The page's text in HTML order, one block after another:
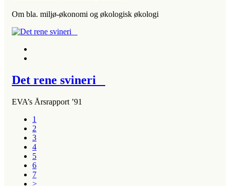
Om bla. miljø-økonomi og økologisk økologi
Det rene svineri
EVA’s Årsrapport ’91
1
2
3
4
5
6
7
>